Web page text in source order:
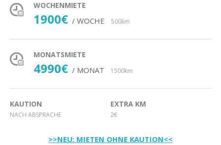
WOCHENMIETE
1900€ / WOCHE 500km
MONATSMIETE
4990€ / MONAT 1500km
KAUTION
NACH ABSPRACHE
EXTRA KM
2€
>>NEU: MIETEN OHNE KAUTION<<